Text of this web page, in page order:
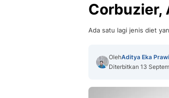
Corbuzier,
Ada satu lagi jenis diet
OlehAditya Eka
Diterbitkan 13